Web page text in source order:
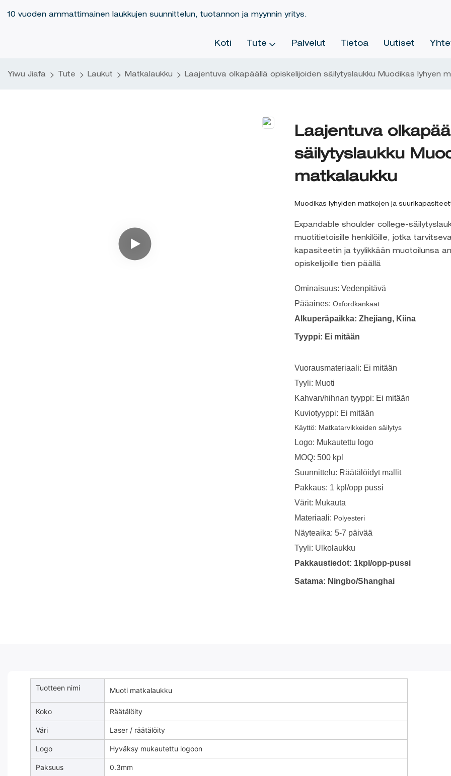
10 vuoden ammattimainen laukkujen suunnittelun, tuotannon ja myynnin yritys.
Koti Tute Palvelut Tietoa Uutiset
Yiwu Jiafa Tute Laukut Matkalaukku Laajentuva olkapäällä opiskelijoiden säilytyslaukku Muodikas lyhyen
Laajentuva
säilytyslaukku
matkalaukku
Muodikas lyhyiden matkojen ja
Expandable shoulder college-
muotitietoisille henkilöille, jotka
kapasiteetin ja tyylikkään muotoilunsa
opiskelijoille tien päällä
Ominaisuus: Vedenpitävä
Pääaines: Oxfordkankaat
Alkuperäpaikka: Zhejiang, Kiina
Tyyppi: Ei mitään
Vuorausmateriaali: Ei mitään
Tyyli: Muoti
Kahvan/hihnan tyyppi: Ei mitään
Kuviotyyppi: Ei mitään
Käyttö: Matkatarvikkeiden säilytys
Logo: Mukautettu logo
MOQ: 500 kpl
Suunnittelu: Räätälöidyt mallit
Pakkaus: 1 kpl/opp pussi
Värit: Mukauta
Materiaali: Polyesteri
Näyteaika: 5-7 päivää
Tyyli: Ulkolaukku
Pakkaustiedot: 1kpl/opp-pussi
Satama: Ningbo/Shanghai
Tuotteen nimi Muoti matkalaukku
Koko Räätälöity
Väri Laser / räätälöity
Logo Hyväksy mukautettu logoon
Paksuus 0.3mm